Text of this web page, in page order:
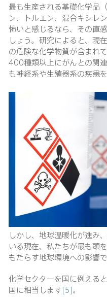
最も生産される基礎化学品
ン、トルエン、混合キシレ
怖いと感じるなら、その直
しょう。研究によると、現
の危険な化学物質が含まれ
400種類以上にがんとの関
も神経系や生殖器系の疾患
しかし、地球温暖化が進み
いる現在、私たちが最も頭
もたらす地球環境への影響で
化学セクターを国に例える
国に相当します[5]。